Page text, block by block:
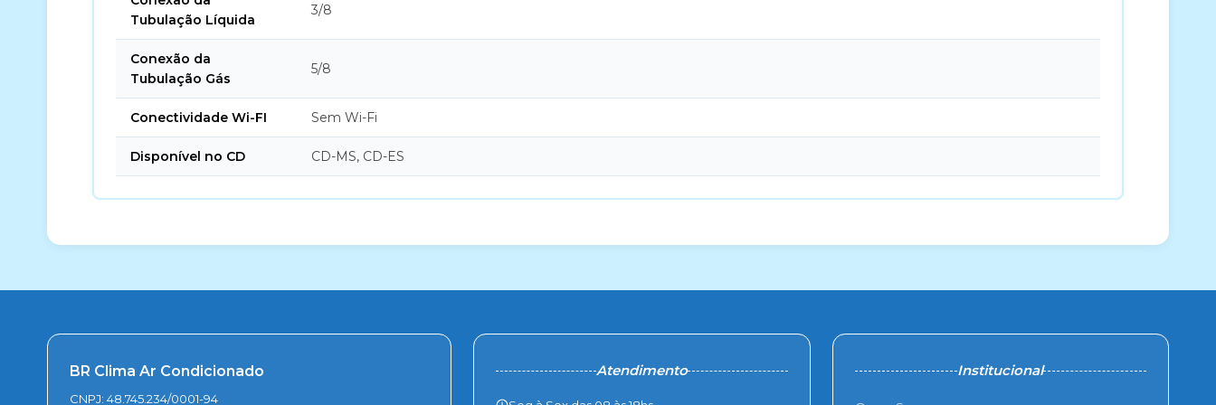
Tubulação Líquida
3/8
Conexão da
Tubulação Gás
5/8
Conectividade Wi-FI Sem Wi-Fi
Disponível no CD CD-MS, CD-ES
BR Clima Ar Condicionado
CNPJ: 48.745.234/0001-94
Atendimento Institucional